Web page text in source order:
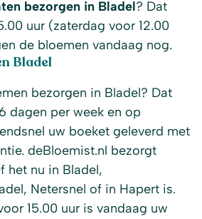
bezorgen in Bladel? Dat
uur (zaterdag voor 12.00
de bloemen vandaag nog.
Bladel
bezorgen in Bladel? Dat
dagen per week en op
uw boeket geleverd met
deBloemist.nl bezorgt
het nu in Bladel,
Netersnel of in Hapert is.
15.00 uur is vandaag uw